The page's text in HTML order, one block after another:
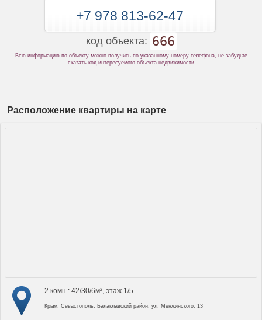
+7 978 813-62-47
код объекта: 666
Всю информацию по объекту можно получить по указанному номеру телефона, не забудьте
сказать код интересуемого объекта недвижимости
Расположение квартиры на карте
2 комн.: 42/30/6м², этаж 1/5
Крым, Севастополь, Балаклавский район, ул. Менжинского, 13